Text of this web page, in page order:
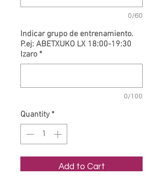
0/60
Indicar grupo de entrenamiento.
P.ej: ABETXUKO LX 18:00-19:30
Izaro *
0/100
Quantity *
Add to Cart